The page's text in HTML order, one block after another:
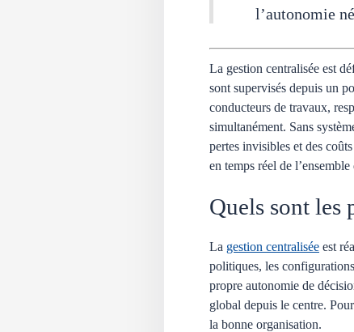
l’autonomie
La gestion centralisée est
sont supervisés depuis un
conducteurs de travaux,
simultanément. Sans
pertes invisibles et des
en temps réel de l’ensemble
Quels sont les
La gestion centralisée est
politiques, les
propre autonomie de
global depuis le centre.
la bonne organisation.